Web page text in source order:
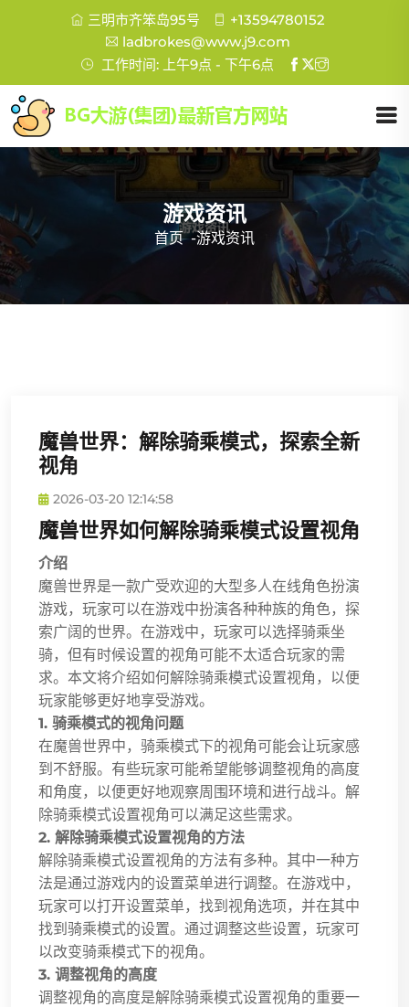
三明市齐笨岛95号
+13594780152
ladbrokes@www.j9.com
工作时间: 上午9点 - 下午6点
游戏资讯
首页 -游戏资讯
魔兽世界：解除骑乘模式，探索全新
视角
2026-03-20 12:14:58
魔兽世界如何解除骑乘模式设置视角
介绍
魔兽世界是一款广受欢迎的大型多人在线角色扮演
游戏，玩家可以在游戏中扮演各种种族的角色，探
索广阔的世界。在游戏中，玩家可以选择骑乘坐
骑，但有时候设置的视角可能不太适合玩家的需
求。本文将介绍如何解除骑乘模式设置视角，以便
玩家能够更好地享受游戏。
1. 骑乘模式的视角问题
在魔兽世界中，骑乘模式下的视角可能会让玩家感
到不舒服。有些玩家可能希望能够调整视角的高度
和角度，以便更好地观察周围环境和进行战斗。解
除骑乘模式设置视角可以满足这些需求。
2. 解除骑乘模式设置视角的方法
解除骑乘模式设置视角的方法有多种。其中一种方
法是通过游戏内的设置菜单进行调整。在游戏中，
玩家可以打开设置菜单，找到视角选项，并在其中
找到骑乘模式的设置。通过调整这些设置，玩家可
以改变骑乘模式下的视角。
3. 调整视角的高度
调整视角的高度是解除骑乘模式设置视角的重要一